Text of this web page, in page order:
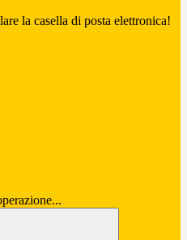
la casella di posta elettronica!